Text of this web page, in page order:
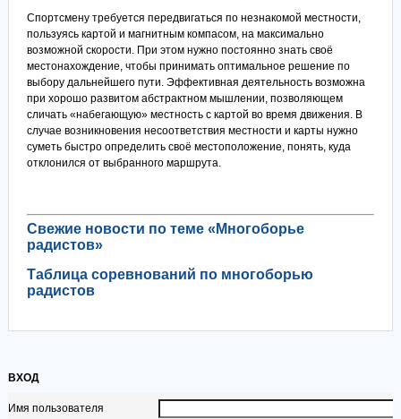
Спортсмену требуется передвигаться по незнакомой местности,
пользуясь картой и магнитным компасом, на максимально
возможной скорости. При этом нужно постоянно знать своё
местонахождение, чтобы принимать оптимальное решение по
выбору дальнейшего пути. Эффективная деятельность возможна
при хорошо развитом абстрактном мышлении, позволяющем
сличать «набегающую» местность с картой во время движения. В
случае возникновения несоответствия местности и карты нужно
суметь быстро определить своё местоположение, понять, куда
отклонился от выбранного маршрута.
Свежие новости по теме «Многоборье
радистов»
Таблица соревнований по многоборью
радистов
ВХОД
Имя пользователя